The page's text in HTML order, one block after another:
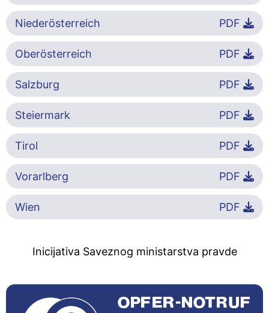
Niederösterreich PDF
Oberösterreich PDF
Salzburg PDF
Steiermark PDF
Tirol PDF
Vorarlberg PDF
Wien PDF
Inicijativa Saveznog ministarstva pravde